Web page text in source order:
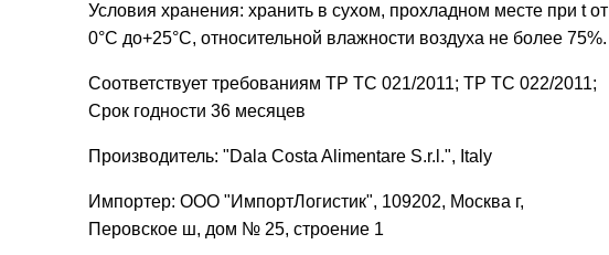
Условия хранения: хранить в сухом, прохладном месте при t от
0°С до+25°С, относительной влажности воздуха не более 75%.
Соответствует требованиям ТР ТС 021/2011; ТР ТС 022/2011;
Срок годности 36 месяцев
Производитель: "Dala Costa Alimentare S.r.l.", Italy
Импортер: ООО "ИмпортЛогистик", 109202, Москва г,
Перовское ш, дом № 25, строение 1